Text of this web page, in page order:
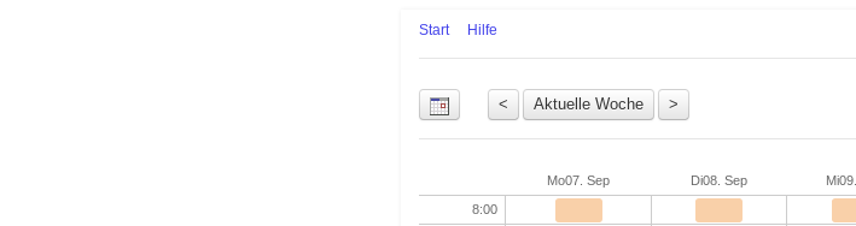
Start Hilfe
Mo07. Sep Di08. Sep Mi
8:00